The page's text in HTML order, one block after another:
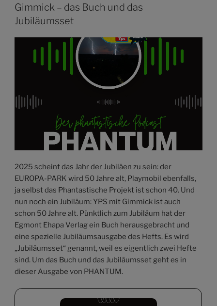
Gimmick – das Buch und das
Jubiläumsset
2025 scheint das Jahr der Jubiläen zu sein: der
EUROPA-PARK wird 50 Jahre alt, Playmobil ebenfalls,
ja selbst das Phantastische Projekt ist schon 40. Und
nun noch ein Jubiläum: YPS mit Gimmick ist auch
schon 50 Jahre alt. Pünktlich zum Jubiläum hat der
Egmont Ehapa Verlag ein Buch herausgebracht und
eine spezielle Jubiläumsausgabe des Hefts. Es wird
„Jubiläumsset“ genannt, weil es eigentlich zwei Hefte
sind. Um das Buch und das Jubiläumsset geht es in
dieser Ausgabe von PHANTUM.